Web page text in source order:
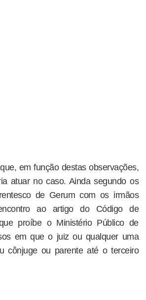
em função destas observações,
atuar no caso. Ainda segundo os
de Gerum com os irmãos
ao artigo do Código de
proíbe o Ministério Público de
em que o juiz ou qualquer uma
cônjuge ou parente até o terceiro